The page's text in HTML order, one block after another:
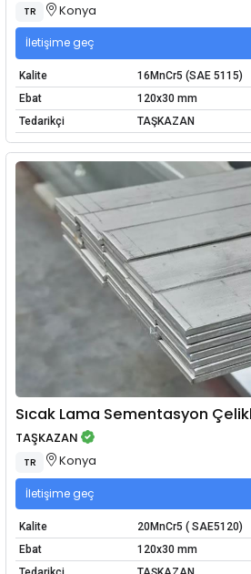
TR Konya
İletişime geç
Kalite
16MnCr5 (SAE 5115)
Ebat
120x30 mm
Tedarikçi
TAŞKAZAN
Sıcak Lama Sementasyon
TAŞKAZAN
TR Konya
İletişime geç
Kalite
20MnCr5 ( SAE5120)
Ebat
120x30 mm